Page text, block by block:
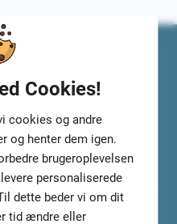
de bedste lån til dig. Vi
så du kan
bedste lån til dig.
og tilmeld dig, så vi kan
dig.
Cookies!
cookies og andre
og henter dem igen.
brugeroplevelsen
personaliserede
dette beder vi om dit
tid ændre eller